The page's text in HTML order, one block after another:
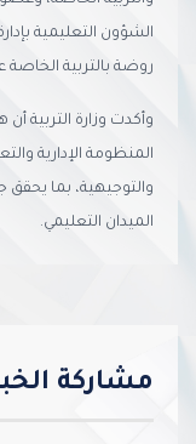
الشؤون التعليمية
روضة بالتربية الخاصة
وأكدت وزارة التربية
المنظومة الإدارية
والتوجيهية، بما يحقق
الميدان التعليمي.
مشاركة